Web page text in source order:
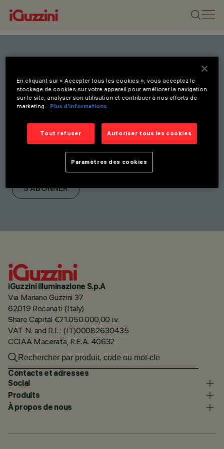
Restez informé(e) de nos
dernières innovations.
Abonnez-vous à notre
newsletter pour être
informé(e) de nos
nouveaux produits, salons
et initiatives.
S'ABONNER
iGuzzini illuminazione S.p.A
Via Mariano Guzzini 37
62019 Recanati (Italy)
Share Capital €21.050.000,00 i.v.
VAT N. and R.I. : (IT)00082630435
CCIAA Macerata, R.E.A. 40632
Contacts et adresses
Social
Produits
À propos de nous
En cliquant sur « Accepter tous les cookies », vous acceptez le
stockage de cookies sur votre appareil pour améliorer la navigation
sur le site, analyser son utilisation et contribuer à nos efforts de
marketing.
Plus d’informations
Tout refuser Autoriser tous les cookies
Paramètres des cookies